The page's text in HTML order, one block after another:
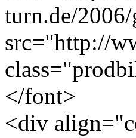
turn.de/
src="http://
</font>
<div